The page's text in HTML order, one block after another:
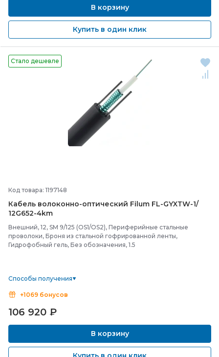
В корзину
Купить в один клик
Стало дешевле
Код товара: 1197148
Кабель волоконно-оптический Filum FL-GYXTW-1/
12G652-4km
Внешний, 12, SM 9/125 (OS1/OS2), Периферийные стальные
проволоки, Броня из стальной гофрированной ленты,
Гидрофобный гель, Без обозначения, 1.5
Способы получения
+1069 бонусов
106 920 ₽
В корзину